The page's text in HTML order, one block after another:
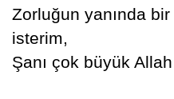
Zorluğun yanında
isterim,
Şanı çok büyük